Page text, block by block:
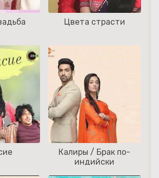
Цвета страсти
Калиры / Брак по-
индийски